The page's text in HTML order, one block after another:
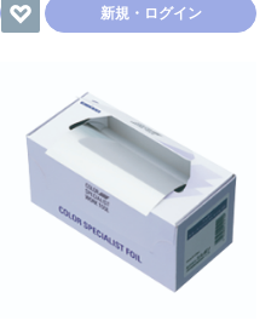
新規・ログイン